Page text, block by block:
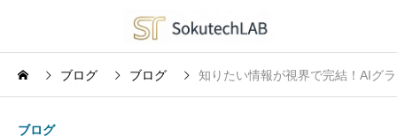
ブログ ブログ 知りたい情報が視界で完結！AIグ
ブログ